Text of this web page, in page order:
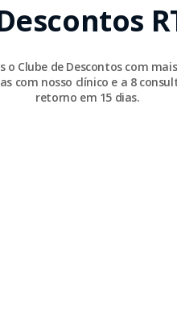
o Clube de Descontos com
com nosso clínico e a 8
retorno em 15 dias.